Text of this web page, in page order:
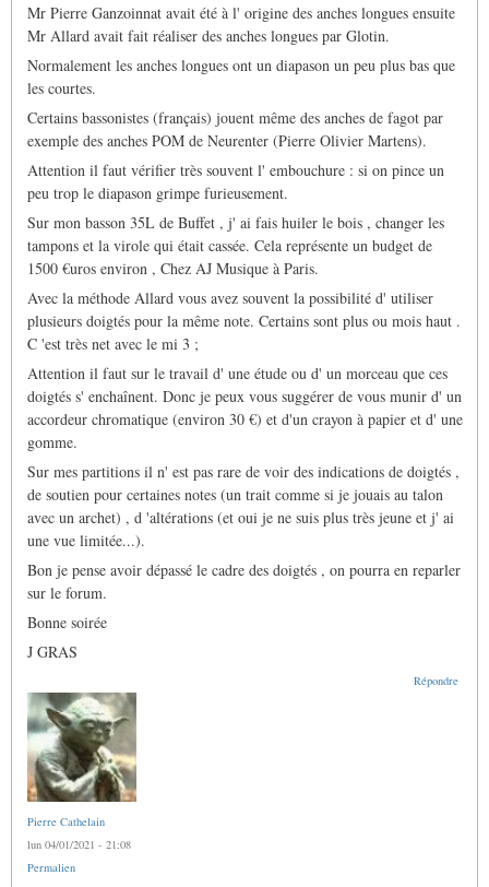
Mr Pierre Ganzoinnat avait été à l' origine des anches longues ensuite
Mr Allard avait fait réaliser des anches longues par Glotin.
Normalement les anches longues ont un diapason un peu plus bas que
les courtes.
Certains bassonistes (français) jouent même des anches de fagot par
exemple des anches POM de Neurenter (Pierre Olivier Martens).
Attention il faut vérifier très souvent l' embouchure : si on pince un
peu trop le diapason grimpe furieusement.
Sur mon basson 35L de Buffet , j' ai fais huiler le bois , changer les
tampons et la virole qui était cassée. Cela représente un budget de
1500 €uros environ , Chez AJ Musique à Paris.
Avec la méthode Allard vous avez souvent la possibilité d' utiliser
plusieurs doigtés pour la même note. Certains sont plus ou mois haut .
C 'est très net avec le mi 3 ;
Attention il faut sur le travail d' une étude ou d' un morceau que ces
doigtés s' enchaînent. Donc je peux vous suggérer de vous munir d' un
accordeur chromatique (environ 30 €) et d'un crayon à papier et d' une
gomme.
Sur mes partitions il n' est pas rare de voir des indications de doigtés ,
de soutien pour certaines notes (un trait comme si je jouais au talon
avec un archet) , d 'altérations (et oui je ne suis plus très jeune et j' ai
une vue limitée...).
Bon je pense avoir dépassé le cadre des doigtés , on pourra en reparler
sur le forum.
Bonne soirée
J GRAS
Répondre
Pierre Cathelain
lun 04/01/2021 - 21:08
Permalien